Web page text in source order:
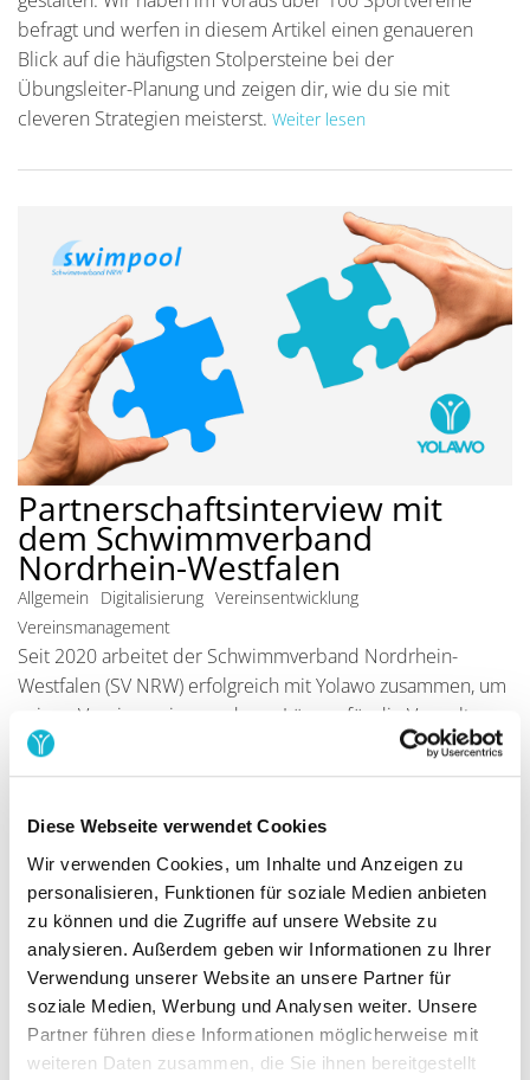
Diese Webseite verwendet Cookies
Wir verwenden Cookies, um Inhalte und Anzeigen zu
personalisieren, Funktionen für soziale Medien anbieten
zu können und die Zugriffe auf unsere Website zu
analysieren. Außerdem geben wir Informationen zu Ihrer
Verwendung unserer Website an unsere Partner für
soziale Medien, Werbung und Analysen weiter. Unsere
Partner führen diese Informationen möglicherweise mit
weiteren Daten zusammen, die Sie ihnen bereitgestellt
befragt und werfen in diesem Artikel einen genaueren
Blick auf die häufigsten Stolpersteine bei der
Übungsleiter-Planung und zeigen dir, wie du sie mit
cleveren Strategien meisterst. Weiter lesen
Partnerschaftsinterview mit
dem Schwimmverband
Nordrhein-Westfalen
Allgemein Digitalisierung Vereinsentwicklung
Vereinsmanagement
Seit 2020 arbeitet der Schwimmverband Nordrhein-
Westfalen (SV NRW) erfolgreich mit Yolawo zusammen, um
seinen Vereinen eine moderne Lösung für die Verwaltung
ihrer Schwimmsportangebote zu bieten. Im Interview mit
Marc Sandmann, Landesreferent für die
darüber, wie die Partnerschaft entstand, welche
Herausforderungen der SV NRW zu bewältigen hat und
welche Vorteile Yolawo den Vereinen bietet. Weiter lesen